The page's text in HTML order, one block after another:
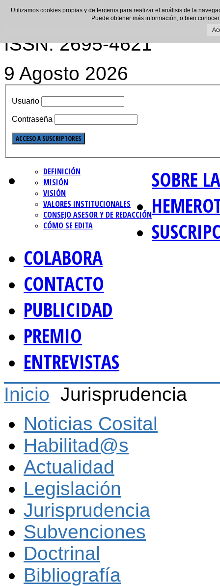
ISSN: 2695-4621
9 Agosto 2026
Usuario
Contraseña
SOBRE
DEFINICIÓN
MISIÓN
VISIÓN
VALORES INSTITUCIONALES
CONSEJO ASESOR Y DE REDACCIÓN
CÓMO SE EDITA
COLABORA
CONTACTO
PUBLICIDAD
PREMIO
ENTREVISTAS
Inicio Jurisprudencia
Noticias Cosital
Habilitad@s
Actualidad
Legislación
Jurisprudencia
Subvenciones
Doctrinal
Bibliografía
Utilizamos cookies propias y de terceros para realizar el análisis de la
Puede obtener más información, o bien